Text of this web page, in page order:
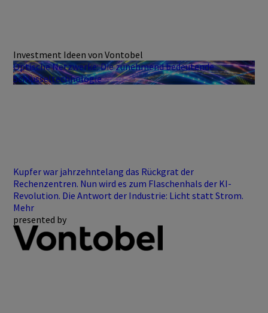
Investment Ideen von Vontobel
Optische Netzwerke: Die zunehmend bedeutende
Schlüsseltechnologie
Kupfer war jahrzehntelang das Rückgrat der
Rechenzentren. Nun wird es zum Flaschenhals der KI-
Revolution. Die Antwort der Industrie: Licht statt Strom.
Mehr
presented by